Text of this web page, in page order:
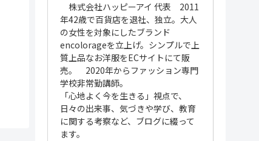
株式会社ハッピーアイ 代表 2011
年42歳で百貨店を退社、独立。大人
の女性を対象にしたブランド
encolorageを立上げ。シンプルで上
質上品なお洋服をECサイトにて販
売。 2020年からファッション専門
学校非常勤講師。
「心地よく今を生きる」視点で、
日々の出来事、気づきや学び、教育
に関する考察など、ブログに綴って
ます。